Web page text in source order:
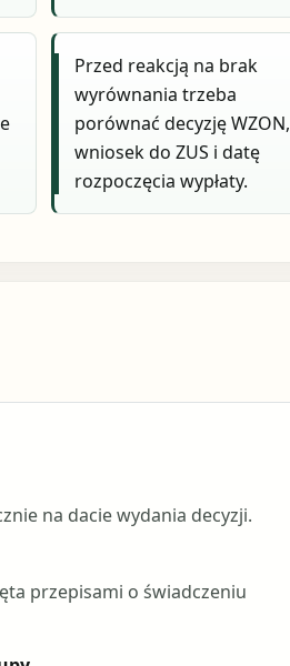
Przed reakcją na brak
wyrównania trzeba
porównać decyzję WZON,
wniosek do ZUS i datę
rozpoczęcia wypłaty.
na dacie wydania decyzji.
przepisami o świadczeniu